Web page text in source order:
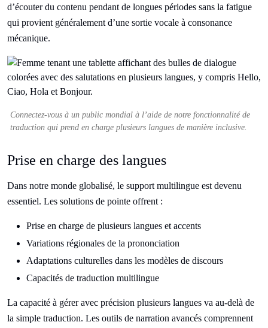
d’écouter du contenu pendant de longues périodes sans la fatigue
qui provient généralement d’une sortie vocale à consonance
mécanique.
Connectez-vous à un public mondial à l’aide de notre fonctionnalité de
traduction qui prend en charge plusieurs langues de manière inclusive.
Prise en charge des langues
Dans notre monde globalisé, le support multilingue est devenu
essentiel. Les solutions de pointe offrent :
Prise en charge de plusieurs langues et accents
Variations régionales de la prononciation
Adaptations culturelles dans les modèles de discours
Capacités de traduction multilingue
La capacité à gérer avec précision plusieurs langues va au-delà de
la simple traduction. Les outils de narration avancés comprennent